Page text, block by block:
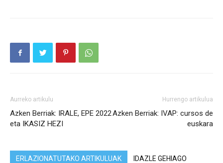
Aurreko artikulu
Azken Berriak: IRALE, EPE 2022
eta IKASIZ HEZI
Hurrengo artikulua
Azken Berriak: IVAP: cursos de
euskara
ERLAZIONATUTAKO ARTIKULUAK IDAZLE GEHIAGO